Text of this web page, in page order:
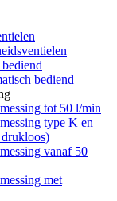
bediend
tot 50 l/min
type K en
vanaf 50
met